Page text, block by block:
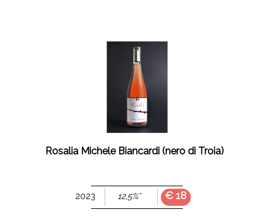
Rosalia Michele Biancardi (nero di Troia)
2023 12,5%° € 18